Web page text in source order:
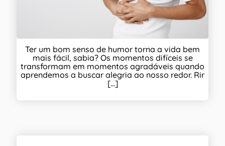
Ter um bom senso de humor torna a vida bem
mais fácil, sabia? Os momentos difíceis se
transformam em momentos agradáveis quando
aprendemos a buscar alegria ao nosso redor. Rir
[...]